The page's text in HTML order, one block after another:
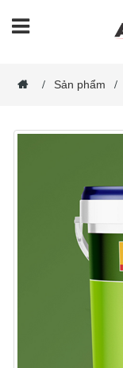
/ Sản phẩm /